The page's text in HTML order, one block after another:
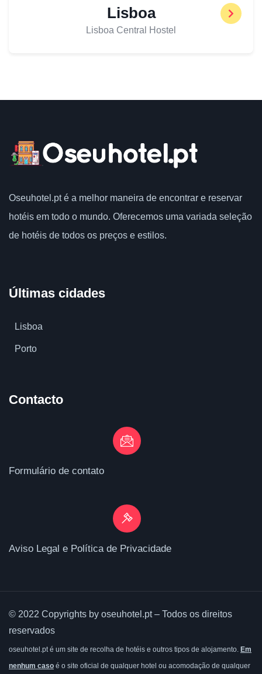
Lisboa
Lisboa Central Hostel
Oseuhotel.pt é a melhor maneira de encontrar e reservar
hotéis em todo o mundo. Oferecemos uma variada seleção
de hotéis de todos os preços e estilos.
Últimas cidades
Lisboa
Porto
Contacto
Formulário de contato
Aviso Legal e Política de Privacidade
© 2022 Copyrights by oseuhotel.pt – Todos os direitos
reservados
oseuhotel.pt é um site de recolha de hotéis e outros tipos de alojamento. Em
nenhum caso é o site oficial de qualquer hotel ou acomodação de qualquer